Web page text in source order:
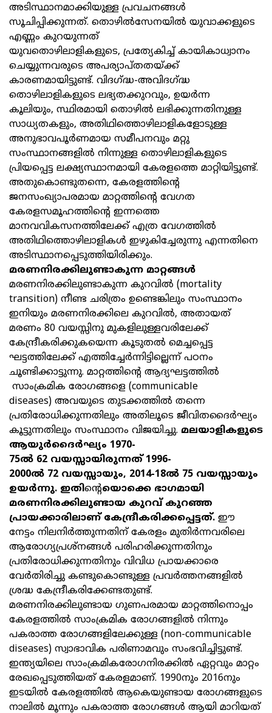
അടിസ്ഥാനമാക്കിയുള്ള പ്രവചനങ്ങൾ
സൂചിപ്പിക്കുന്നത്. തൊഴിൽസേനയിൽ യുവാക്കളുടെ
എണ്ണം കുറയുന്നത്
യുവതൊഴിലാളികളുടെ, പ്രത്യേകിച്ച് കായികാധ്വാനം
ചെയ്യുന്നവരുടെ അപര്യാപ്തതയ്ക്ക്
കാരണമായിട്ടുണ്ട്. വിദഗ്ദ്ധ-അവിദഗ്ദ്ധ
തൊഴിലാളികളുടെ ലഭ്യതക്കുറവും, ഉയർന്ന
കൂലിയും, സ്ഥിരമായി തൊഴിൽ ലഭിക്കുന്നതിനുള്ള
സാധ്യതകളും, അതിഥിത്തൊഴിലാളികളോടുള്ള
അനുഭാവപൂർണമായ സമീപനവും മറ്റു
സംസ്ഥാനങ്ങളിൽ നിന്നുള്ള തൊഴിലാളികളുടെ
പ്രിയപ്പെട്ട ലക്ഷ്യസ്ഥാനമായി കേരളത്തെ മാറ്റിയിട്ടുണ്ട്.
അതുകൊണ്ടുതന്നെ, കേരളത്തിന്റെ
ജനസംഖ്യാപരമായ മാറ്റത്തിന്റെ വേഗത
കേരളസമൂഹത്തിന്‍റെ ഇന്നത്തെ
മാനവവികസനത്തിലേക്ക് എത്ര വേഗത്തിൽ
അതിഥിത്തൊഴിലാളികൾ ഇഴുകിച്ചേരുന്നു എന്നതിനെ
അടിസ്ഥാനപ്പെടുത്തിയിരിക്കും.
മരണനിരക്കിലുണ്ടാകുന്ന മാറ്റങ്ങൾ
മരണനിരക്കിലുണ്ടാകുന്ന കുറവിൽ (mortality
transition) നീണ്ട ചരിത്രം ഉണ്ടെങ്കിലും സംസ്ഥാനം
ഇനിയും മരണനിരക്കിലെ കുറവിൽ, അതായത്
മരണം 80 വയസ്സിനു മുകളിലുള്ളവരിലേക്ക്
കേന്ദ്രീകരിക്കുകയെന്ന കൂടുതൽ മെച്ചപ്പെട്ട
ഘട്ടത്തിലേക്ക് എത്തിച്ചേർന്നിട്ടില്ലെന്ന് പഠനം
ചൂണ്ടിക്കാട്ടുന്നു. മാറ്റത്തിന്‍റെ ആദ്യഘട്ടത്തിൽ
സാംക്രമിക രോഗങ്ങളെ (communicable
diseases) അവയുടെ തുടക്കത്തിൽ തന്നെ
പ്രതിരോധിക്കുന്നതിലും അതിലൂടെ ജീവിതദൈർഘ്യം
കൂട്ടുന്നതിലും സംസ്ഥാനം വിജയിച്ചു. മലയാളികളുടെ
ആയുർദൈർഘ്യം 1970-
75ൽ 62 വയസ്സായിരുന്നത് 1996-
2000ൽ 72 വയസ്സായും, 2014-18ൽ 75 വയസ്സായും
ഉയർന്നു. ഇതിന്‍റെയൊക്കെ ഭാഗമായി
മരണനിരക്കിലുണ്ടായ കുറവ് കുറഞ്ഞ
പ്രായക്കാരിലാണ് കേന്ദ്രീകരിക്കപ്പെട്ടത്. ഈ
നേട്ടം നിലനിർത്തുന്നതിന് കേരളം മുതിർന്നവരിലെ
ആരോഗ്യപ്രശ്നങ്ങൾ പരിഹരിക്കുന്നതിനും
പ്രതിരോധിക്കുന്നതിനും വിവിധ പ്രായക്കാരെ
വേർതിരിച്ചു കണ്ടുകൊണ്ടുള്ള പ്രവർത്തനങ്ങളിൽ
ശ്രദ്ധ കേന്ദ്രീകരിക്കേണ്ടതുണ്ട്.
മരണനിരക്കിലുണ്ടായ ഗുണപരമായ മാറ്റത്തിനൊപ്പം
കേരളത്തിൽ സാംക്രമിക രോഗങ്ങളിൽ നിന്നും
പകരാത്ത രോഗങ്ങളിലേക്കുള്ള (non-communicable
diseases) സ്വാഭാവിക പരിണാമവും സംഭവിച്ചിട്ടുണ്ട്.
ഇന്ത്യയിലെ സാംക്രമികരോഗനിരക്കിൽ ഏറ്റവും മാറ്റം
രേഖപ്പെടുത്തിയത് കേരളമാണ്. 1990നും 2016നും
ഇടയിൽ കേരളത്തിൽ ആകെയുണ്ടായ രോഗങ്ങളുടെ
നാലിൽ മൂന്നും പകരാത്ത രോഗങ്ങൾ ആയി മാറിയത്